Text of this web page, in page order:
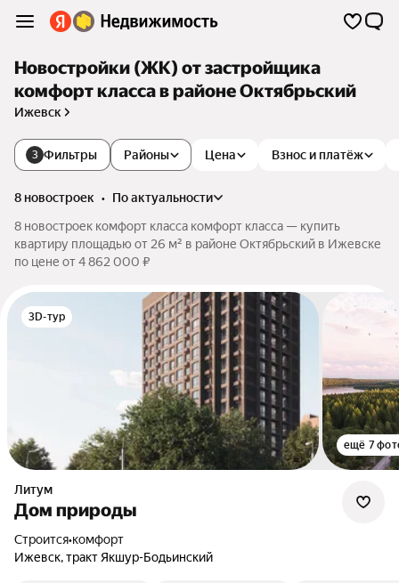
Новостройки (ЖК) от застройщика
комфорт класса в районе Октябрьский
Ижевск
3 Фильтры Цена Взнос и платёж
Районы
8 новостроек •
по актуальности
8 новостроек комфорт класса комфорт класса — купить
квартиру площадью от 26 м² в районе Октябрьский в Ижевске
по цене от 4 862 000 ₽
3D-тур
ещё 7
Литум
Дом природы
Строится•комфорт
Ижевск, тракт Якшур-Бодьинский